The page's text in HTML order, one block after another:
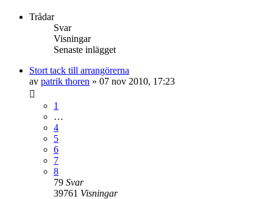
Trådar
Svar
Visningar
Senaste inlägget
Stort tack till arrangörerna
av patrik thoren » 07 nov 2010, 17:23
1
…
4
5
6
7
8
79 Svar
39761 Visningar